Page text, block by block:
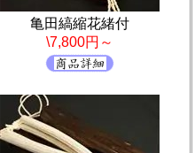
亀田縞縮花緒付
\7,800円～